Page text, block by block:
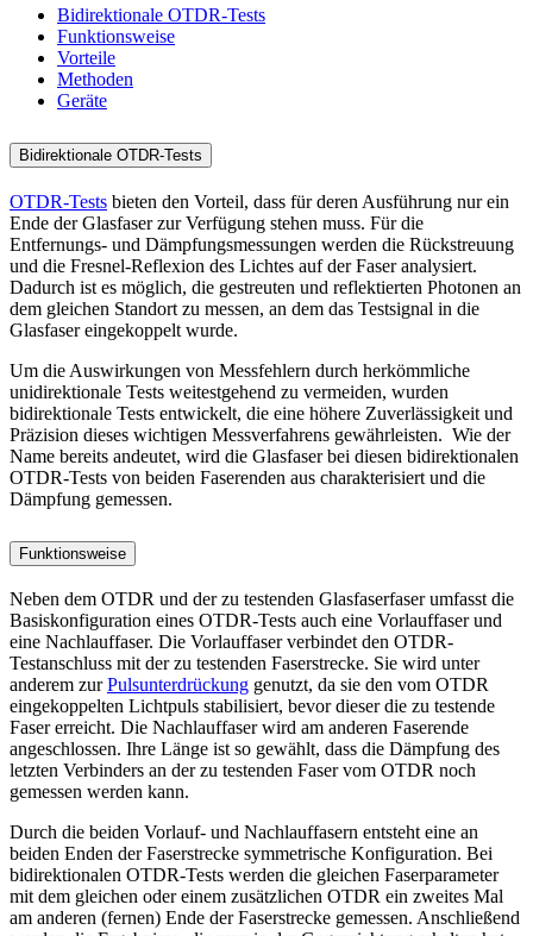
Bidirektionale OTDR-Tests
Funktionsweise
Vorteile
Methoden
Geräte
Bidirektionale OTDR-Tests
OTDR-Tests bieten den Vorteil, dass für deren Ausführung nur ein
Ende der Glasfaser zur Verfügung stehen muss. Für die
Entfernungs- und Dämpfungsmessungen werden die Rückstreuung
und die Fresnel-Reflexion des Lichtes auf der Faser analysiert.
Dadurch ist es möglich, die gestreuten und reflektierten Photonen an
dem gleichen Standort zu messen, an dem das Testsignal in die
Glasfaser eingekoppelt wurde.
Um die Auswirkungen von Messfehlern durch herkömmliche
unidirektionale Tests weitestgehend zu vermeiden, wurden
bidirektionale Tests entwickelt, die eine höhere Zuverlässigkeit und
Präzision dieses wichtigen Messverfahrens gewährleisten. Wie der
Name bereits andeutet, wird die Glasfaser bei diesen bidirektionalen
OTDR-Tests von beiden Faserenden aus charakterisiert und die
Dämpfung gemessen.
Funktionsweise
Neben dem OTDR und der zu testenden Glasfaserfaser umfasst die
Basiskonfiguration eines OTDR-Tests auch eine Vorlauffaser und
eine Nachlauffaser. Die Vorlauffaser verbindet den OTDR-
Testanschluss mit der zu testenden Faserstrecke. Sie wird unter
anderem zurPulsunterdrückung genutzt, da sie den vom OTDR
eingekoppelten Lichtpuls stabilisiert, bevor dieser die zu testende
Faser erreicht. Die Nachlauffaser wird am anderen Faserende
angeschlossen. Ihre Länge ist so gewählt, dass die Dämpfung des
letzten Verbinders an der zu testenden Faser vom OTDR noch
gemessen werden kann.
Durch die beiden Vorlauf- und Nachlauffasern entsteht eine an
beiden Enden der Faserstrecke symmetrische Konfiguration. Bei
bidirektionalen OTDR-Tests werden die gleichen Faserparameter
mit dem gleichen oder einem zusätzlichen OTDR ein zweites Mal
am anderen (fernen) Ende der Faserstrecke gemessen. Anschließend